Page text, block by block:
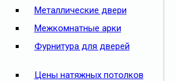
Металлические двери
Межкомнатные арки
Фурнитура для дверей
Цены натяжных потолков